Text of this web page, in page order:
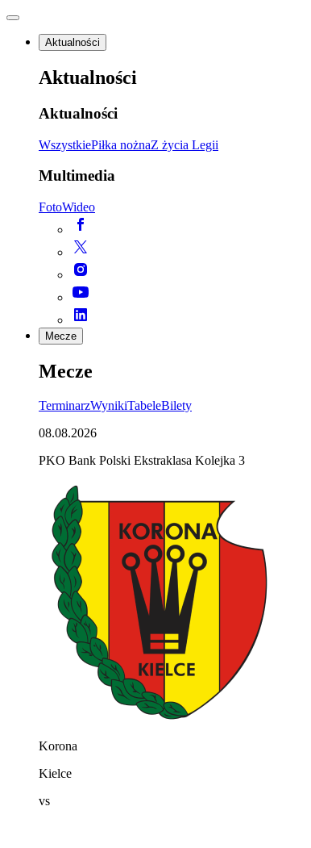
Aktualności
Aktualności
Aktualności
WszystkiePiłka nożnaZ życia Legii
Multimedia
FotoWideo
Mecze
Mecze
TerminarzWynikiTabeleBilety
08.08.2026
PKO Bank Polski Ekstraklasa Kolejka 3
Korona
Kielce
vs